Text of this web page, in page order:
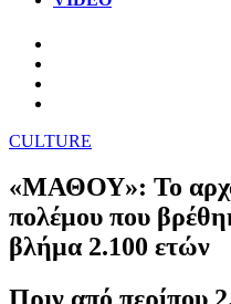
CULTURE
«ΜΑΘΟΥ»: Το
πολέμου που
βλήμα 2.100 ετών